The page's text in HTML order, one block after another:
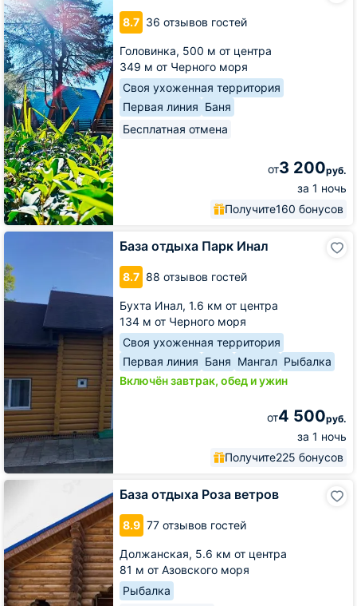
8.7 36 отзывов гостей
Головинка, 500 м от центра
349 м от Черного моря
Своя ухоженная территория
Первая линия Баня
Бесплатная отмена
от3 200руб.
за 1 ночь
Получите160 бонусов
Эльбрус
База отдыха Парк Инал
8.7 88 отзывов гостей
Бухта Инал, 1.6 км от центра
134 м от Черного моря
Своя ухоженная территория
Первая линия Баня Мангал Рыбалка
Включён завтрак, обед и ужин
от4 500руб.
за 1 ночь
Получите225 бонусов
База
Парк
Инал
База отдыха Роза ветров
8.9 77 отзывов гостей
Должанская, 5.6 км от центра
81 м от Азовского моря
Рыбалка
База